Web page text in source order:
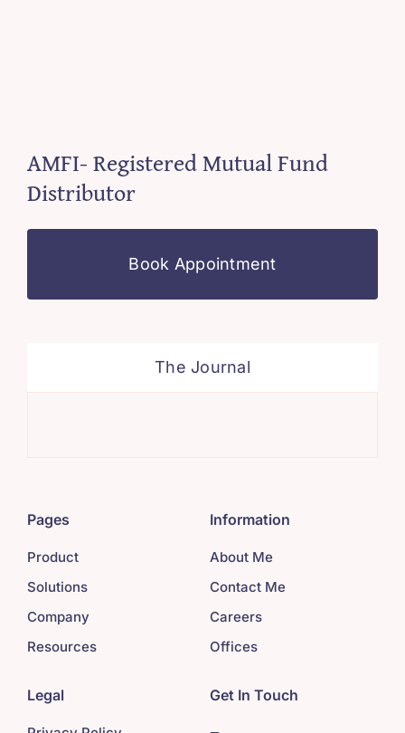
AMFI- Registered Mutual Fund
Distributor
Book Appointment
The Journal
Pages
Product
Solutions
Company
Resources
Information
About Me
Contact Me
Careers
Offices
Legal Get In Touch